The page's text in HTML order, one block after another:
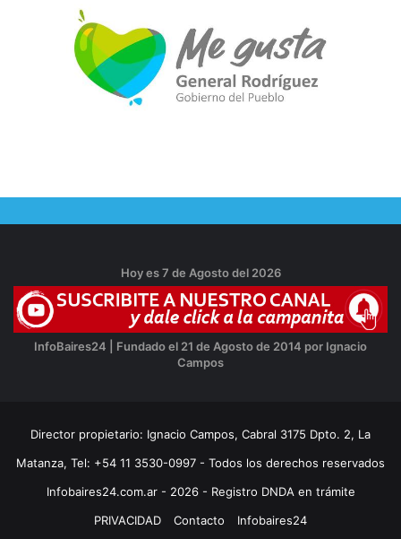
Hoy es 7 de Agosto del 2026
InfoBaires24 | Fundado el 21 de Agosto de 2014 por Ignacio
Campos
Director propietario: Ignacio Campos, Cabral 3175 Dpto. 2, La
Matanza, Tel: +54 11 3530-0997 - Todos los derechos reservados
Infobaires24.com.ar - 2026 - Registro DNDA en trámite
PRIVACIDAD
Contacto Infobaires24